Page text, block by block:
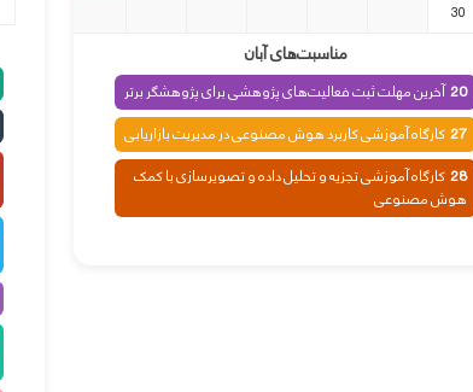
30
مناسبت‌های آبان
20 آخرین مهلت ثبت فعالیت‌های پژوهشی برای پژوهشگر برتر
27 کارگاه آموزشی کاربرد هوش مصنوعی در مدیریت بازاریابی
28 کارگاه آموزشی تجزیه و تحلیل داده و تصویرسازی با کمک
هوش مصنوعی